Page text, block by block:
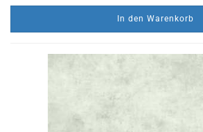
In den Warenkorb